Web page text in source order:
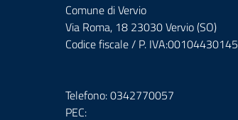
Comune di Vervio
Via Roma, 18 23030 Vervio (SO)
Codice fiscale / P. IVA:00104430145
Telefono: 0342770057
PEC: